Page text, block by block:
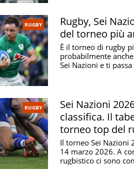
RUGBY
Rugby, Sei
del torneo più
È il torneo di rugby
probabilmente
Sei Nazioni e ti
RUGBY
Sei Nazioni
classifica. Il
torneo top del
Il torneo Sei Nazioni
14 marzo 2026. A
rugbistico ci sono